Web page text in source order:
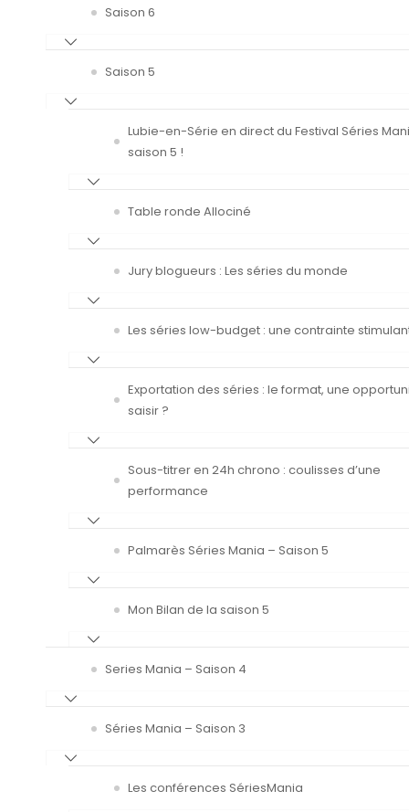
Saison 6
Saison 5
Lubie-en-Série en direct du Festival Séries
saison 5 !
Table ronde Allociné
Jury blogueurs : Les séries du monde
Les séries low-budget : une contrainte
Exportation des séries : le format, une
saisir ?
Sous-titrer en 24h chrono : coulisses d’une
performance
Palmarès Séries Mania – Saison 5
Mon Bilan de la saison 5
Series Mania – Saison 4
Séries Mania – Saison 3
Les conférences SériesMania